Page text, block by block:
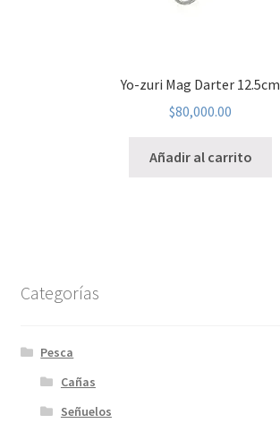
Yo-zuri Mag Darter 12.5cm
$80,000.00
Añadir al carrito
Categorías
Pesca
Cañas
Señuelos